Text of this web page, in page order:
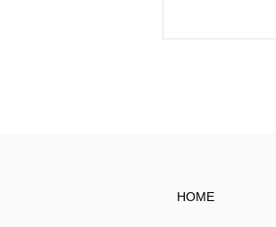
推し活用パ
HOME